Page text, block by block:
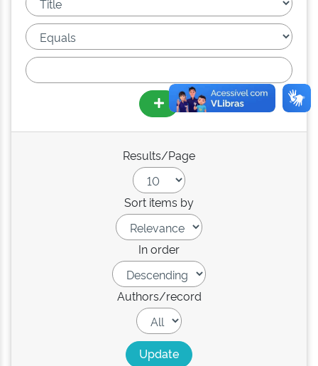
Results/Page
Sort items by
In order
Authors/record